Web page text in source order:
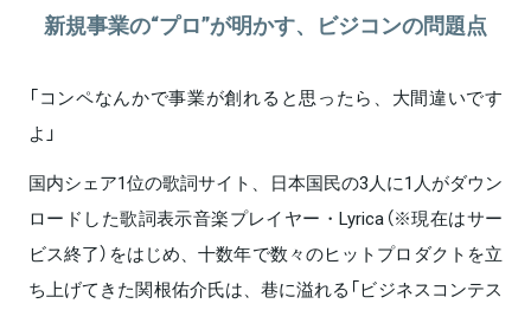
新規事業の“プロ”が明かす、ビジコンの問題点
「コンペなんかで事業が創れると思ったら、大間違いです
よ」
国内シェア1位の歌詞サイト、日本国民の3人に1人がダウン
ロードした歌詞表示音楽プレイヤー・Lyrica（※現在はサー
ビス終了）をはじめ、十数年で数々のヒットプロダクトを立
ち上げてきた関根佑介氏は、巷に溢れる「ビジネスコンテス